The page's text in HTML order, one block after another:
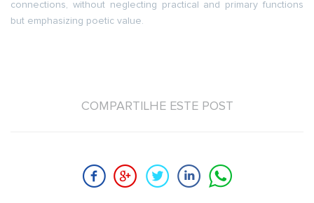
connections, without neglecting practical and primary functions
but emphasizing poetic value.
COMPARTILHE ESTE POST